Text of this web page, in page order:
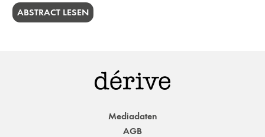
ABSTRACT LESEN
Mediadaten
AGB